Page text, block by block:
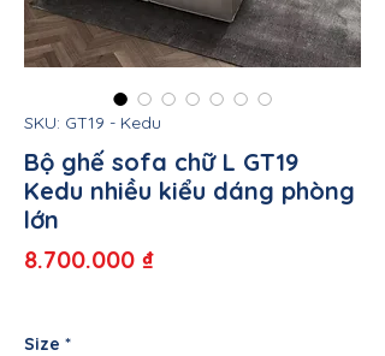
SKU: GT19 - Kedu
Bộ ghế sofa chữ L GT19
Kedu nhiều kiểu dáng phòng
lớn
8.700.000 ₫Giá
Size *